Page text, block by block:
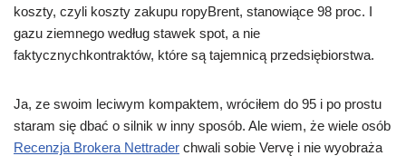
koszty, czyli koszty zakupu ropyBrent, stanowiące 98 proc. I
gazu ziemnego według stawek spot, a nie
faktycznychkontraktów, które są tajemnicą przedsiębiorstwa.
Ja, ze swoim leciwym kompaktem, wróciłem do 95 i po prostu
staram się dbać o silnik w inny sposób. Ale wiem, że wiele osób
Recenzja Brokera Nettrader chwali sobie Vervę i nie wyobraża